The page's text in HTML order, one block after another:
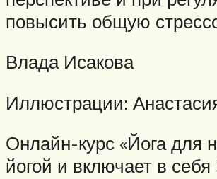
повысить общую
Влада Исакова
Иллюстрации:
Онлайн-курс «Йога для
йогой и включает в